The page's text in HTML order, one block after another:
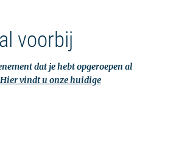
voorbij
dat je hebt opgeroepen al
Hier vindt u onze huidige